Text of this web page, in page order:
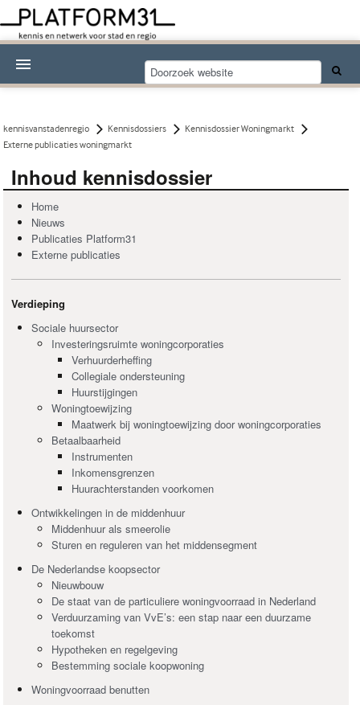
Kennisdossiers
Abonneren
Contact
kennisvanstadenregio Kennisdossiers
Kennisdossier Woningmarkt
Externe publicaties woningmarkt
Inhoud kennisdossier
Home
Nieuws
Publicaties Platform31
Externe publicaties
Verdieping
Sociale huursector
Investeringsruimte woningcorporaties
Verhuurderheffing
Collegiale ondersteuning
Huurstijgingen
Woningtoewijzing
Maatwerk bij woningtoewijzing door woningcorporaties
Betaalbaarheid
Instrumenten
Inkomensgrenzen
Huurachterstanden voorkomen
Ontwikkelingen in de middenhuur
Middenhuur als smeerolie
Sturen en reguleren van het middensegment
De Nederlandse koopsector
Nieuwbouw
De staat van de particuliere woningvoorraad in Nederland
Verduurzaming van VvE’s: een stap naar een duurzame
toekomst
Hypotheken en regelgeving
Bestemming sociale koopwoning
Woningvoorraad benutten